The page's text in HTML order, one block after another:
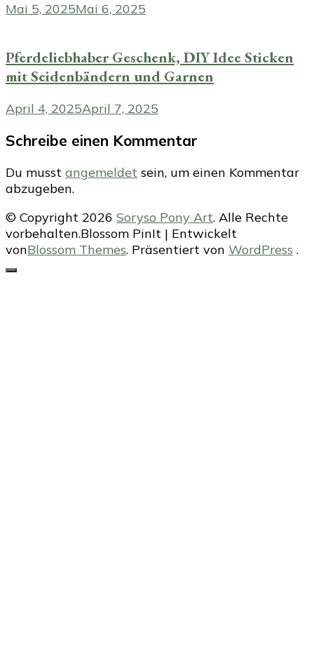
Mai 5, 2025Mai 6, 2025
Pferdeliebhaber Geschenk, DIY Idee Sticken
mit Seidenbändern und Garnen
April 4, 2025April 7, 2025
Schreibe einen Kommentar
Du musst angemeldet sein, um einen Kommentar
abzugeben.
© Copyright 2026 Soryso Pony Art. Alle Rechte
vorbehalten.Blossom PinIt | Entwickelt
vonBlossom Themes. Präsentiert von WordPress .